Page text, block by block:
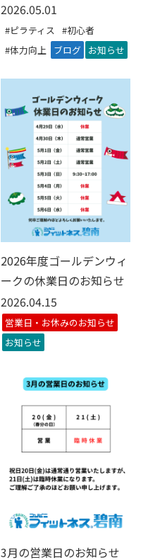
2026.05.01
#ピラティス #初心者
#体力向上 ブログ お知らせ
2026年度ゴールデンウィ
ークの休業日のお知らせ
2026.04.15
営業日・お休みのお知らせ
お知らせ
3月の営業日のお知らせ